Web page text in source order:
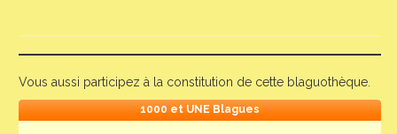
Vous aussi participez à la constitution de cette blaguothèque.
1000 et UNE Blagues